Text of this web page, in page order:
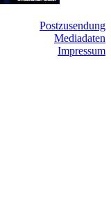
Postzusendung
Mediadaten
Impressum